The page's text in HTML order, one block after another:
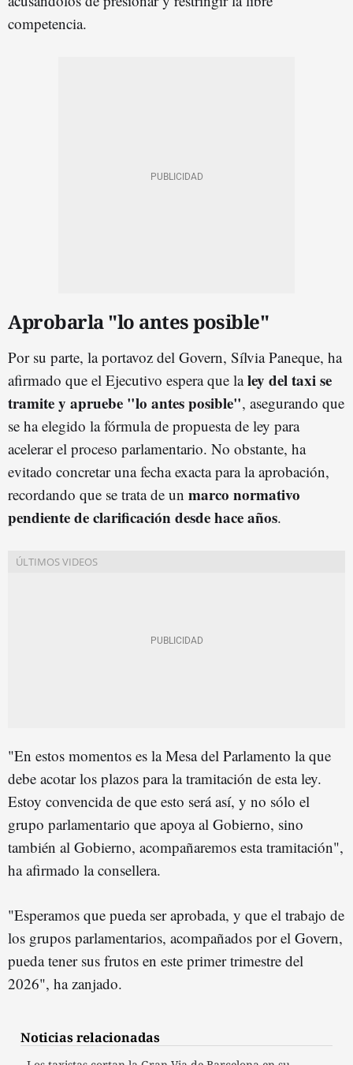
competencia.
Aprobarla "lo antes posible"
Por su parte, la portavoz del Govern, Sílvia Paneque, ha
afirmado que el Ejecutivo espera que laley del taxi se
tramite y apruebe "lo antes posible", asegurando que
se ha elegido la fórmula de propuesta de ley para
acelerar el proceso parlamentario. No obstante, ha
evitado concretar una fecha exacta para la aprobación,
recordando que se trata de un marco normativo
pendiente de clarificación desde hace años.
"En estos momentos es la Mesa del Parlamento la que
debe acotar los plazos para la tramitación de esta ley.
Estoy convencida de que esto será así, y no sólo el
grupo parlamentario que apoya al Gobierno, sino
también al Gobierno, acompañaremos esta tramitación",
ha afirmado la consellera.
"Esperamos que pueda ser aprobada, y que el trabajo de
los grupos parlamentarios, acompañados por el Govern,
pueda tener sus frutos en este primer trimestre del
2026", ha zanjado.
Noticias relacionadas